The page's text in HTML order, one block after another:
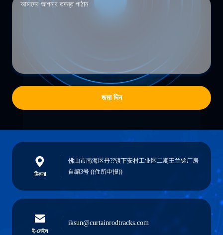
জমা দিন
ঠিকানা
佛山市南海区丹??镇下安村工业区二期王兰铭厂房
自编3号 ((住所申报))
ই-মেইল
iksun@curtainrodtracks.com